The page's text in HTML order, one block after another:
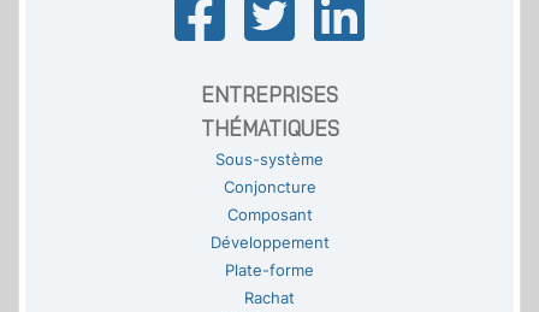
ENTREPRISES
THÉMATIQUES
Sous-système
Conjoncture
Composant
Développement
Plate-forme
Rachat